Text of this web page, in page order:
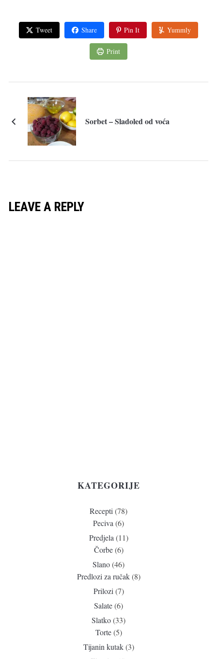
Tweet Share Pin It Yummly
Print
Sorbet – Sladoled od voća
LEAVE A REPLY
KATEGORIJE
Recepti (78)
Peciva (6)
Predjela (11)
Čorbe(6)
Slano(46)
Predlozi za ručak(8)
Prilozi (7)
Salate(6)
Slatko(33)
Torte(5)
Tijanin kutak(3)